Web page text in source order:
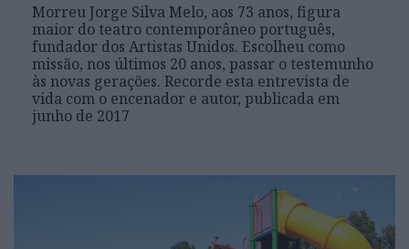
Morreu Jorge Silva Melo, aos 73 anos, figura
maior do teatro contemporâneo português,
fundador dos Artistas Unidos. Escolheu como
missão, nos últimos 20 anos, passar o testemunho
às novas gerações. Recorde esta entrevista de
vida com o encenador e autor, publicada em
junho de 2017